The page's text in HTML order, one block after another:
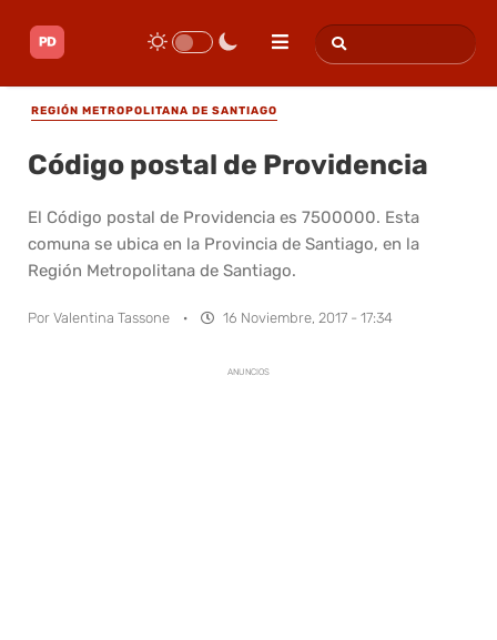
REGIÓN METROPOLITANA DE SANTIAGO
Código postal de Providencia
El Código postal de Providencia es 7500000. Esta
comuna se ubica en la Provincia de Santiago, en la
Región Metropolitana de Santiago.
Por Valentina Tassone · 16 Noviembre, 2017 - 17:34
ANUNCIOS